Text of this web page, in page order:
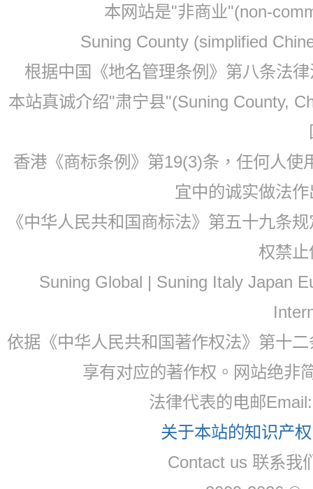
本网站是"非商业"(non-
Suning County (simplified
根据中国《地名管理条例》第八条法
本站真诚介绍"肃宁县"(Suning County,
香港《商标条例》第19(3)条，任何人
宜中的诚实做法
《中华人民共和国商标法》第五十九条
权禁
Suning Global | Suning Italy Japan
依据《中华人民共和国著作权法》第十
享有对应的著作权。网站绝非
法律代表的电邮
关于本站的知识产
Contact us 联系我